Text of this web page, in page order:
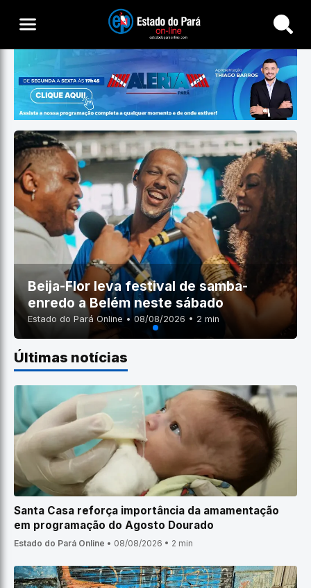
Buscar
Beija-Flor leva festival de samba-
enredo a Belém neste sábado
Estado do Pará Online • 08/08/2026 • 2 min
Últimas notícias
Santa Casa reforça importância da amamentação
em programação do Agosto Dourado
Estado do Pará Online • 08/08/2026 • 2 min